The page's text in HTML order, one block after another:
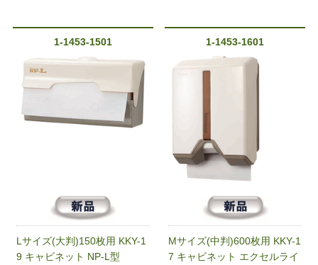
1-1453-1501
Lサイズ(大判)150枚用 KKY-1
9 キャビネット NP-L型
1-1453-1601
Mサイズ(中判)600枚用 KKY-1
7 キャビネット エクセルライ